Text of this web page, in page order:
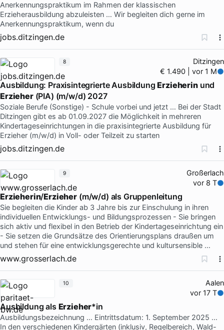
Anerkennungspraktikum im Rahmen der klassischen
Erzieherausbildung abzuleisten … Wir begleiten dich gerne im
Anerkennungspraktikum, wenn du
jobs.ditzingen.de
Ditzingen
€ 1.490 | vor 1 M
Ausbildung: Praxisintegrierte AusbildungErzieherinund
Erzieher(PIA) (m/w/d) 2027
Soziale Berufe (Sonstige) - Schule vorbei und jetzt … Bei der Stadt
Ditzingen gibt es ab 01.09.2027 die Möglichkeit in mehreren
Kindertageseinrichtungen in die praxisintegrierte Ausbildung für
Erzieher (m/w/d) in Voll- oder Teilzeit zu starten
jobs.ditzingen.de
8
Großerlach
vor 8 T
Erzieherin/Erzieher(m/w/d) als Gruppenleitung
Sie begleiten die Kinder ab 3 Jahre bis zur Einschulung in ihren
individuellen Entwicklungs- und Bildungsprozessen - Sie bringen
sich aktiv und flexibel in den Betrieb der Kindertageseinrichtung ein
- Sie setzen die Grundsätze des Orientierungsplans draußen um
und stehen für eine entwicklungsgerechte und kultursensible …
www.grosserlach.de
9
Aalen
vor 17 T
Ausbildung als Erzieher*in
Ausbildungsbezeichnung … Eintrittsdatum: 1. September 2025 …
In den verschiedenen Kindergärten (inklusiv, Regelbereich, Wald-
10